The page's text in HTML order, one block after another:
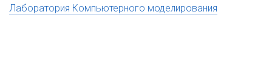
Лаборатория Компьютерного моделирования